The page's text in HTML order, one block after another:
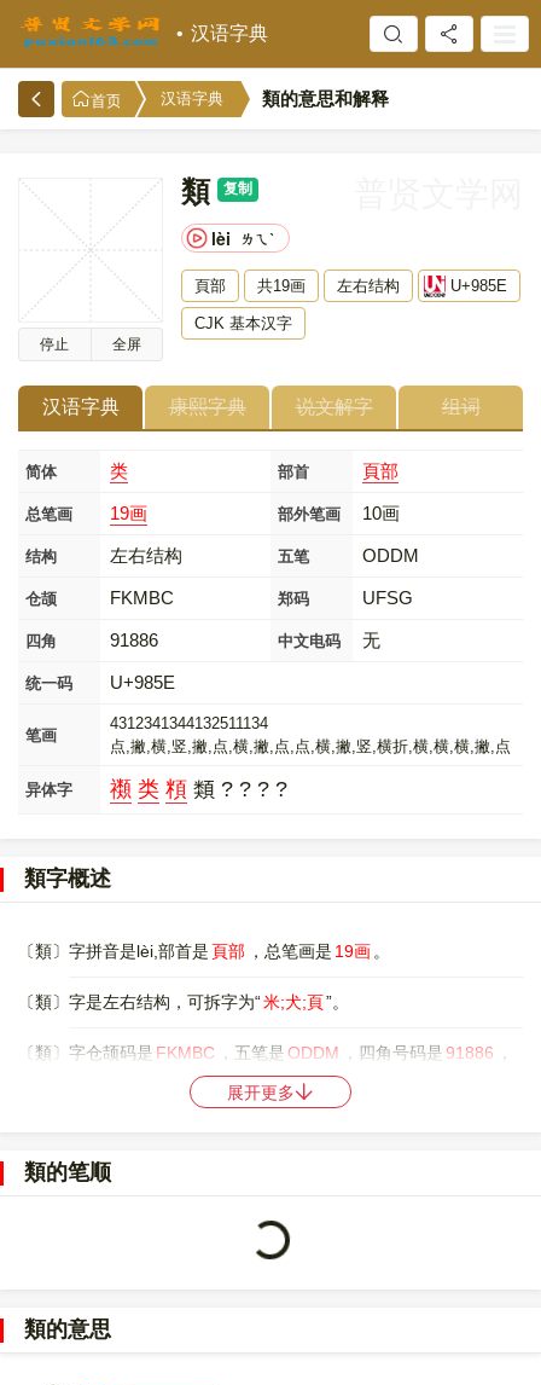
汉语字典
首页 汉语字典 類的意思和解释
停止 全屏
類 复制
lèi ㄌㄟˋ
頁部 共19画 左右结构 U+985E
CJK 基本汉字
汉语字典 康熙字典 说文解字 组词
简体 类 部首 頁部
总笔画 19画 部外笔画 10画
结构 左右结构 五笔 ODDM
仓颉 FKMBC 郑码 UFSG
四角 91886 中文电码 无
统一码 U+985E
笔画
4312341344132511134
点,撇,横,竖,撇,点,横,撇,点,点,横,撇,竖,横折,横,横,横,撇,点
异体字 禷 类 頪 類 ? ? ? ?
類字概述
〔類〕字拼音是lèi,部首是頁部 ，总笔画是 19画 。
〔類〕字是左右结构，可拆字为“米;犬;頁”。
〔類〕字仓颉码是 FKMBC ，五笔是ODDM ，四角号码是91886
，
，中文电码是无，。
0000985E，UTF-8：E9 A1 9E。
禷;类;頪;類;?;?;?;?
展开更多
類的笔顺 Loading...
類的意思